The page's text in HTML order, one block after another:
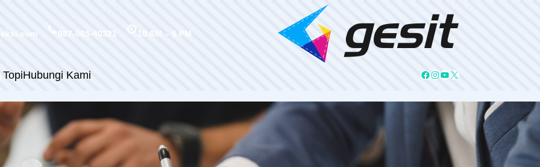
987-065-40321 10 AM – 5 PM
Hubungi Kami Facebook
Instagram
YouTube
X